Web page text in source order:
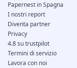
Papernest in Spagna
I nostri report
Diventa partner
Privacy
4.8 su trustpilot
Termini di servizio
Lavora con noi